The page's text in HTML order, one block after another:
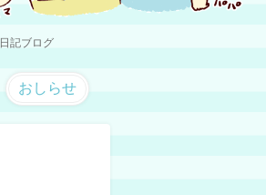
記ブログ
おしらせ